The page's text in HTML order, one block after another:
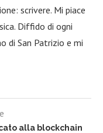
scrivere. Mi piace
Diffido di ogni
di San Patrizio e mi
alla blockchain